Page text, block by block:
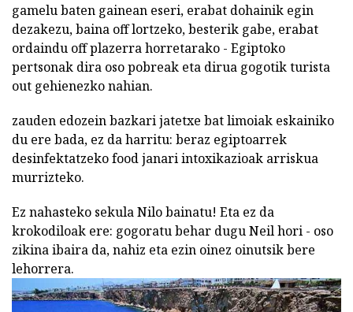
gamelu baten gainean eseri, erabat dohainik egin
dezakezu, baina off lortzeko, besterik gabe, erabat
ordaindu off plazerra horretarako - Egiptoko
pertsonak dira oso pobreak eta dirua gogotik turista
out gehienezko nahian.
zauden edozein bazkari jatetxe bat limoiak eskainiko
du ere bada, ez da harritu: beraz egiptoarrek
desinfektatzeko food janari intoxikazioak arriskua
murrizteko.
Ez nahasteko sekula Nilo bainatu! Eta ez da
krokodiloak ere: gogoratu behar dugu Neil hori - oso
zikina ibaira da, nahiz eta ezin oinez oinutsik bere
lehorrera.